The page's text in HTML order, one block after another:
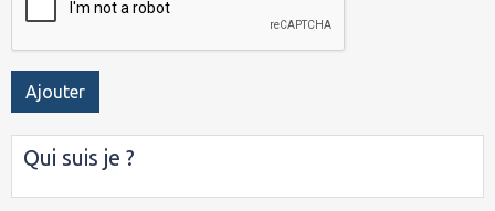
Ajouter
Qui suis je ?